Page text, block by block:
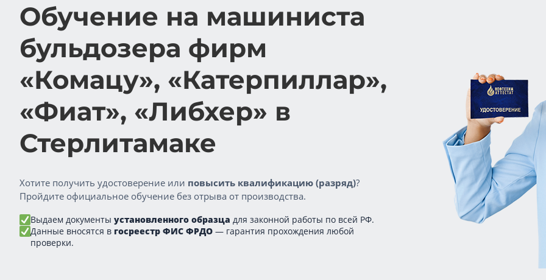
Обучение на машиниста
бульдозера фирм
«Комацу», «Катерпиллар»,
«Фиат», «Либхер» в
Стерлитамаке
Хотите получить удостоверение или повысить квалификацию (разряд)?
Пройдите официальное обучение без отрыва от производства.
Выдаем документы установленного образца для законной работы по всей РФ.
Данные вносятся в госреестр ФИС ФРДО — гарантия прохождения любой
проверки.